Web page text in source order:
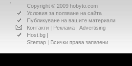
Copyright © 2009 hobyto.com
Условия за ползване на сайта
Публикуване на вашите материали
Контакти | Реклама | Advertising
Host.bg |
Sitemap | Всички права запазени